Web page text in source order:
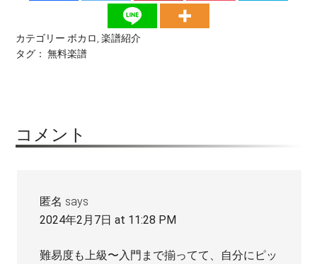
カテゴリー ボカロ ,楽譜紹介
タグ：無料楽譜
コメント
匿名 says
2024年2月7日 at 11:28 PM
難易度も上級〜入門まで揃ってて、自分にピッ